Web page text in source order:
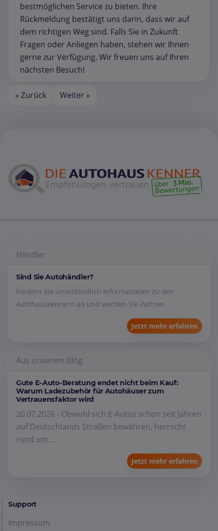
bestmöglichen Service zu bieten. Ihre
Rückmeldung bestätigt uns darin, dass wir auf
dem richtigen Weg sind. Falls Sie in Zukunft
Fragen oder Anliegen haben, stehen wir Ihnen
gerne zur Verfügung. Wir freuen uns auf Ihren
nächsten Besuch!
« Zurück Weiter »
Händler
Sind Sie Autohändler?
Fordern Sie unverbindlich Informationen zu den
Autohauskennern an und werden Sie Partner
Jetzt mehr erfahren
Aus unserem Blog
Gute E-Auto-Beratung endet nicht beim Kauf:
Warum Ladezubehör für Autohäuser zum
Vertrauensfaktor wird
20.07.2026 - Obwohl sich E-Autos schon seit Jahren
auf Deutschlands Straßen bewähren, herrscht
rund um...
Jetzt mehr erfahren
Support
Impressum